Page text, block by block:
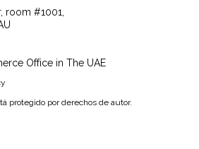
room #1001,
Office in The UAE
protegido por derechos de autor.